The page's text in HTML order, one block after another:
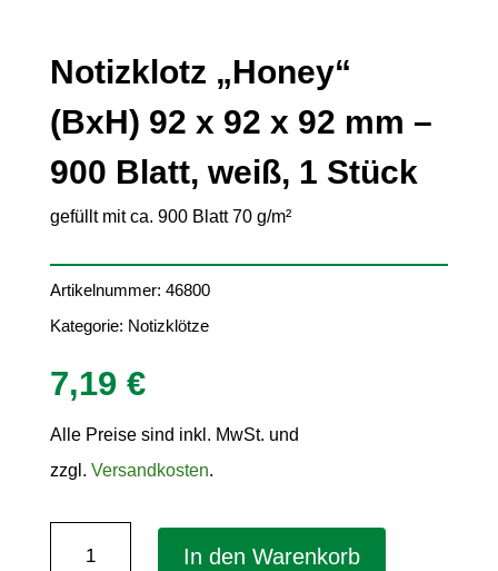
Notizklotz „Honey“
(BxH) 92 x 92 x 92 mm –
900 Blatt, weiß, 1 Stück
gefüllt mit ca. 900 Blatt 70 g/m²
Artikelnummer: 46800
Kategorie: Notizklötze
7,19 €
Alle Preise sind inkl. MwSt. und
zzgl. Versandkosten.
In den Warenkorb